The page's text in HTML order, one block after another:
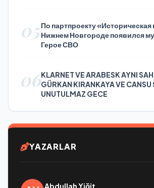
05По партпроекту «Историческая
Нижнем Новгороде появился
Герое СВО
06KLARNET VE ARABESK AYNI
GÜRKAN KIRANKAYA VE CANSU
UNUTULMAZ GECE
YAZARLAR
Abdullah Yiğit